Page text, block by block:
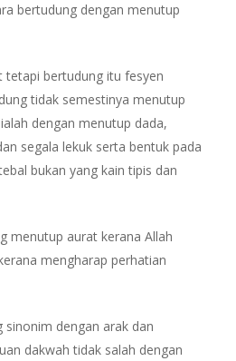
bertudung dengan menutup
bertudung itu fesyen
tidak semestinya menutup
dengan menutup dada,
segala lekuk serta bentuk pada
bukan yang kain tipis dan
menutup aurat kerana Allah
mengharap perhatian
dengan arak dan
dakwah tidak salah dengan